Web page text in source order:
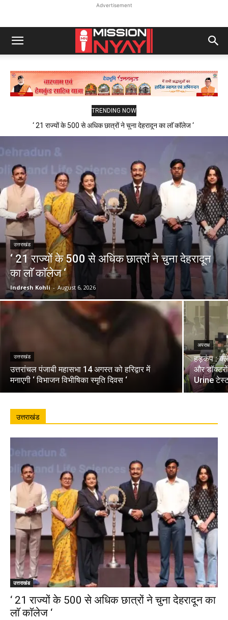
Advertisement
TRENDING NOW
‘ 21 राज्यों के 500 से अधिक छात्रों ने चुना देहरादून का लाॅ काॅलेज ‘
उत्तराखंड
‘ 21 राज्यों के 500 से अधिक छात्रों ने चुना देहरादून
का लाॅ काॅलेज ‘
Indresh Kohli - August 6, 2026
उत्तराखंड
उत्तरांचल पंजाबी महासभा 14 अगस्त को हरिद्वार में
मनाएगी ‘ विभाजन विभीषिका स्मृति दिवस ‘
अपराध
हड़कंप :
और
Urine
उत्तराखंड
उत्तराखंड
‘ 21 राज्यों के 500 से अधिक छात्रों ने चुना देहरादून का
लाॅ काॅलेज ‘